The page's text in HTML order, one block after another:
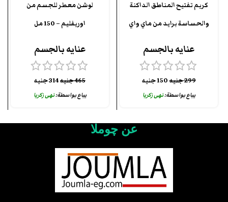
كريم تفتيح المناطق الداكنة
والحساسة برايد من ماي واي
عنايه بالجسم
299جنيه150جنيه
يباع بواسطة:نهى زكريا
لوشن معطر للجسم من
اوريفليم – 150 مل
عنايه بالجسم
465جنيه314جنيه
يباع بواسطة:نهى زكريا
عن چوملا